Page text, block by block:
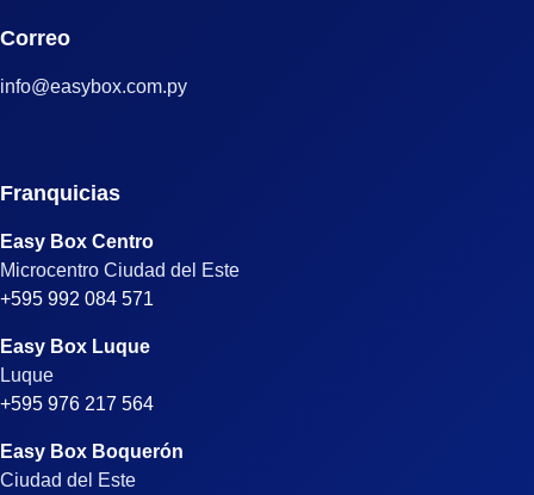
Correo
info@easybox.com.py
Franquicias
Easy Box Centro
Microcentro Ciudad del Este
+595 992 084 571
Easy Box Luque
Luque
+595 976 217 564
Easy Box Boquerón
Ciudad del Este